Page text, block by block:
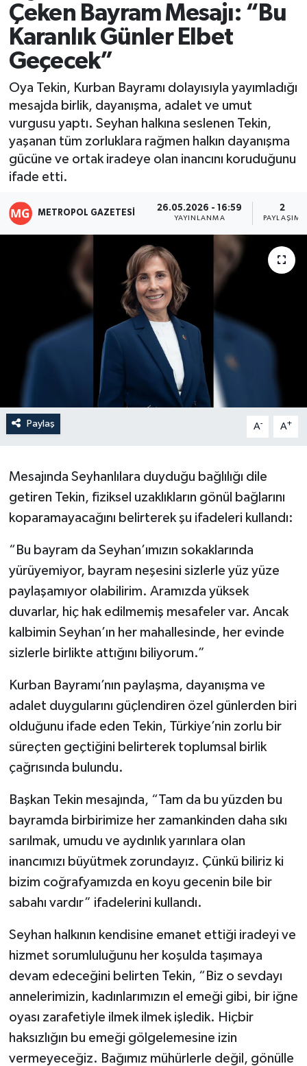
Çeken Bayram Mesajı: “Bu
Karanlık Günler Elbet
Geçecek”
Oya Tekin, Kurban Bayramı dolayısıyla yayımladığı
mesajda birlik, dayanışma, adalet ve umut
vurgusu yaptı. Seyhan halkına seslenen Tekin,
yaşanan tüm zorluklara rağmen halkın dayanışma
gücüne ve ortak iradeye olan inancını koruduğunu
ifade etti.
METROPOL GAZETESI 26.05.2026 - 16:59
YAYINLANMA
2
PAYLAŞIM
Paylaş A- A+
Mesajında Seyhanlılara duyduğu bağlılığı dile
getiren Tekin, fiziksel uzaklıkların gönül bağlarını
koparamayacağını belirterek şu ifadeleri kullandı:
“Bu bayram da Seyhan’ımızın sokaklarında
yürüyemiyor, bayram neşesini sizlerle yüz yüze
paylaşamıyor olabilirim. Aramızda yüksek
duvarlar, hiç hak edilmemiş mesafeler var. Ancak
kalbimin Seyhan’ın her mahallesinde, her evinde
sizlerle birlikte attığını biliyorum.”
Kurban Bayramı’nın paylaşma, dayanışma ve
adalet duygularını güçlendiren özel günlerden biri
olduğunu ifade eden Tekin, Türkiye’nin zorlu bir
süreçten geçtiğini belirterek toplumsal birlik
çağrısında bulundu.
Başkan Tekin mesajında, “Tam da bu yüzden bu
bayramda birbirimize her zamankinden daha sıkı
sarılmak, umudu ve aydınlık yarınlara olan
inancımızı büyütmek zorundayız. Çünkü biliriz ki
bizim coğrafyamızda en koyu gecenin bile bir
sabahı vardır” ifadelerini kullandı.
Seyhan halkının kendisine emanet ettiği iradeyi ve
hizmet sorumluluğunu her koşulda taşımaya
devam edeceğini belirten Tekin, “Biz o sevdayı
annelerimizin, kadınlarımızın el emeği gibi, bir iğne
oyası zarafetiyle ilmek ilmek işledik. Hiçbir
haksızlığın bu emeği gölgelemesine izin
vermeyeceğiz. Bağımız mühürlerle değil, gönülle
Resmi İlanlar